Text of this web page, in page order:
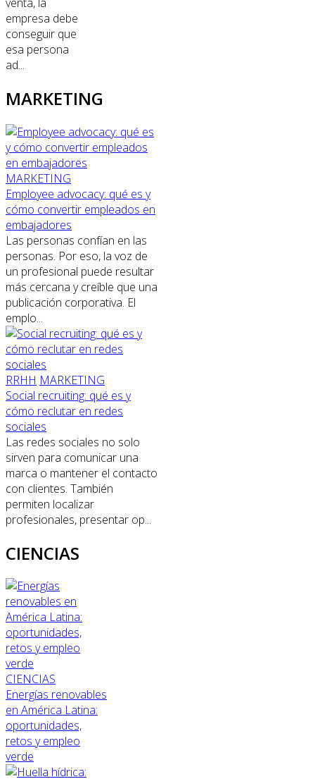
empresa debe
conseguir que
esa persona
ad...
MARKETING
MARKETING
Employee advocacy: qué es y
cómo convertir empleados en
embajadores
Las personas confían en las
personas. Por eso, la voz de
un profesional puede resultar
más cercana y creíble que una
publicación corporativa. El
emplo...
RRHH MARKETING
Social recruiting: qué es y
cómo reclutar en redes
sociales
Las redes sociales no solo
sirven para comunicar una
marca o mantener el contacto
con clientes. También
permiten localizar
profesionales, presentar op...
CIENCIAS
CIENCIAS
Energías renovables
en América Latina:
oportunidades,
retos y empleo
verde